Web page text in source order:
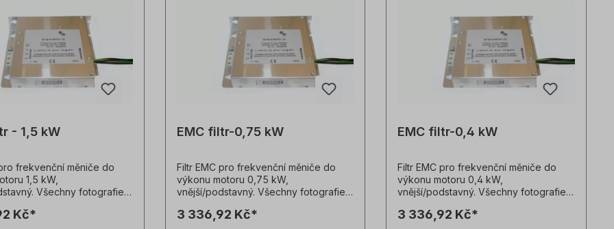
- 1,5 kW
frekvenční měniče do
1,5 kW,
Všechny fotografie
změny vyhrazeny.
Kč*
EMC filtr-0,75 kW
Filtr EMC pro frekvenční měniče do
výkonu motoru 0,75 kW,
vnější/podstavný. Všechny fotografie
Technické změny vyhrazeny.
3 336,92 Kč*
EMC filtr-0,4 kW
Filtr EMC pro frekvenční měniče do
výkonu motoru 0,4 kW,
vnější/podstavný. Všechny fotografie
Technické změny vyhrazeny.
3 336,92 Kč*